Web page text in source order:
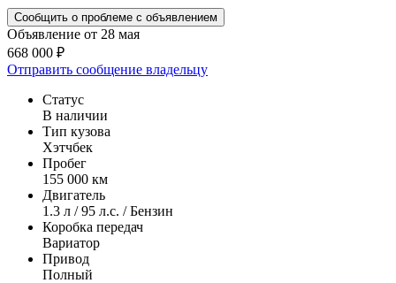
Сообщить о проблеме с объявлением
Объявление от 28 мая
668 000 ₽
Отправить сообщение владельцу
Статус
В наличии
Тип кузова
Хэтчбек
Пробег
155 000 км
Двигатель
1.3 л / 95 л.с. / Бензин
Коробка передач
Вариатор
Привод
Полный